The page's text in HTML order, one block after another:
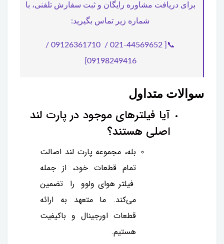
برای دریافت مشاوره رایگان و ثبت سفارش تلفنی، با
شماره زیر تماس بگیرید:
📞[ 021-44569652 / 09126361710 /
09198249416]
سوالات متداول
آیا فیلترهای موجود در پارت لند
اصلی هستند؟
بله، مجموعه پارت لند اصالت
تمام قطعات خود، از جمله
فیلتر هوای ولوو را تضمین
می‌کند. ما متعهد به ارائه
قطعات اورجینال و باکیفیت
هستیم.